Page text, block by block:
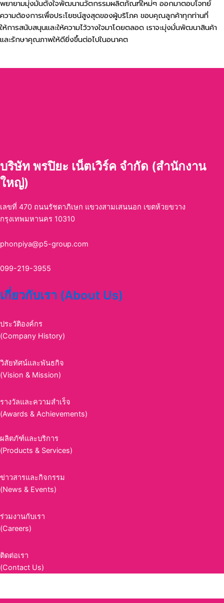
พยายามมุ่งมั่นตั้งใจพัฒนานวัตกรรมผลิตภัณฑ์ใหม่ๆ ออกมาตอบโจทย์
ความต้องการเพื่อประโยชน์สูงสุดของผู้บริโภค ขอบคุณลูกค้าทุกท่านที่
ให้การสนับสนุนและให้ความไว้วางใจมาโดยตลอด เราจะมุ่งมั่นพัฒนาสินค้า
และรักษาคุณภาพให้ดียิ่งขึ้นต่อไปในอนาคต
บริษัท พรปิยะ เน็ตเวิร์ค จำกัด (สำนักงาน
ใหญ่)
เลขที่ 470 ถนนรัชดาภิเษก แขวงสามเสนนอก เขตห้วยขวาง
กรุงเทพมหานคร 10310
phonpiya@p5-group.com
099-219-3955
เกี่ยวกับเรา (About Us)
ประวัติองค์กร
(Company History)
วิสัยทัศน์และพันธกิจ
(Vision & Mission)
รางวัลและความสำเร็จ
(Awards & Achievements)
ผลิตภัฑ์และบริการ
(Products & Services)
ข่าวสารและกิจกรรม
(News & Events)
ร่วมงานกับเรา
(Careers)
ติดต่อเรา
(Contact Us)